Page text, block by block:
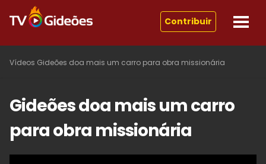
Contribuir
Vídeos Gideões doa mais um carro para obra missionária
Gideões doa mais um carro
para obra missionária